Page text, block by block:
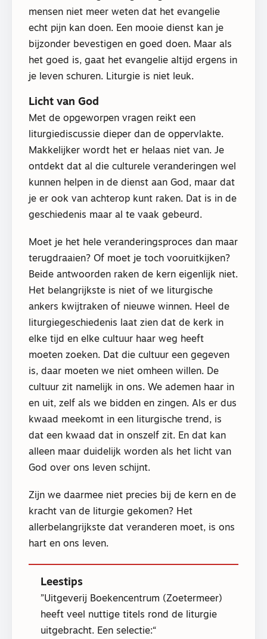
mensen niet meer weten dat het evangelie
echt pijn kan doen. Een mooie dienst kan je
bijzonder bevestigen en goed doen. Maar als
het goed is, gaat het evangelie altijd ergens in
je leven schuren. Liturgie is niet leuk.
Licht van God
Met de opgeworpen vragen reikt een
liturgiediscussie dieper dan de oppervlakte.
Makkelijker wordt het er helaas niet van. Je
ontdekt dat al die culturele veranderingen wel
kunnen helpen in de dienst aan God, maar dat
je er ook van achterop kunt raken. Dat is in de
geschiedenis maar al te vaak gebeurd.
Moet je het hele veranderingsproces dan maar
terugdraaien? Of moet je toch vooruitkijken?
Beide antwoorden raken de kern eigenlijk niet.
Het belangrijkste is niet of we liturgische
ankers kwijtraken of nieuwe winnen. Heel de
liturgiegeschiedenis laat zien dat de kerk in
elke tijd en elke cultuur haar weg heeft
moeten zoeken. Dat die cultuur een gegeven
is, daar moeten we niet omheen willen. De
cultuur zit namelijk in ons. We ademen haar in
en uit, zelf als we bidden en zingen. Als er dus
kwaad meekomt in een liturgische trend, is
dat een kwaad dat in onszelf zit. En dat kan
alleen maar duidelijk worden als het licht van
God over ons leven schijnt.
Zijn we daarmee niet precies bij de kern en de
kracht van de liturgie gekomen? Het
allerbelangrijkste dat veranderen moet, is ons
hart en ons leven.
Leestips
Uitgeverij Boekencentrum (Zoetermeer)
heeft veel nuttige titels rond de liturgie
uitgebracht. Een selectie: